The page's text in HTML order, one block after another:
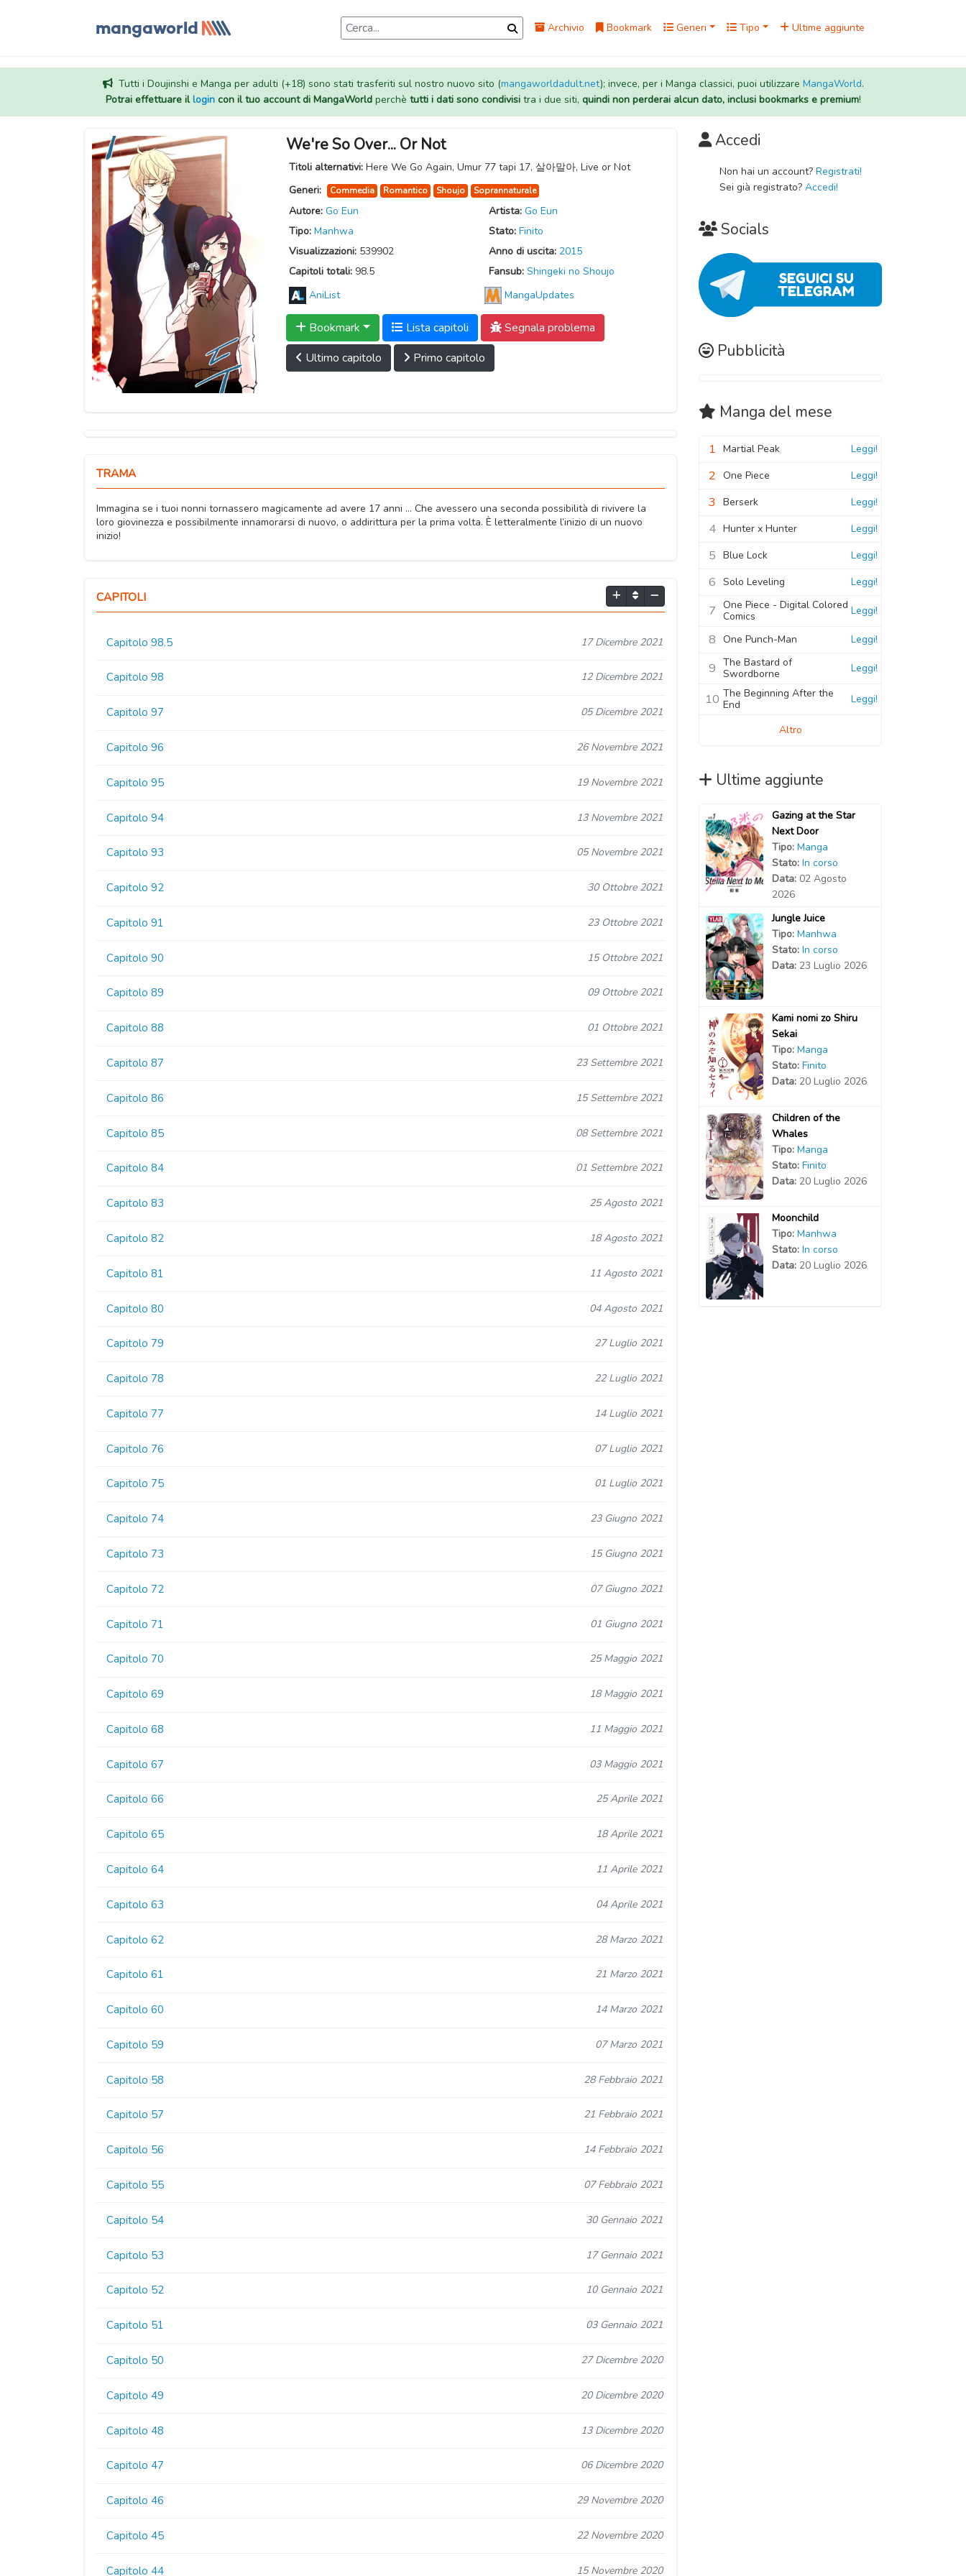
Archivio Bookmark Generi Tipo Ultime aggiunte
Tutti i Doujinshi e Manga per adulti (+18) sono stati trasferiti sul nostro nuovo sito (mangaworldadult.net); invece, per i Manga classici, puoi utilizzare MangaWorld.
Potrai effettuare illogincon il tuo account di MangaWorldperchè tutti i dati sono condivisitra i due siti, quindi non perderai alcun dato, inclusi bookmarks e premium!
We're So Over... Or Not
Titoli alternativi: Here We Go Again, Umur 77 tapi 17, 살아말아, Live or Not
Generi:
Commedia Romantico Shoujo Soprannaturale
Autore: Go Eun Artista: Go Eun
Tipo: Manhwa Stato: Finito
Visualizzazioni: 539902 Anno di uscita: 2015
Capitoli totali: 98.5 Fansub: Shingeki no Shoujo
AniList
MangaUpdates
Bookmark Lista capitoli
Segnala problema
Ultimo capitolo
Primo capitolo
TRAMA
Immagina se i tuoi nonni tornassero magicamente ad avere 17 anni … Che avessero una seconda possibilità di rivivere la
loro giovinezza e possibilmente innamorarsi di nuovo, o addirittura per la prima volta. È letteralmente l’inizio di un nuovo
inizio!
CAPITOLI
Capitolo 98.5 17 Dicembre 2021
Capitolo 98 12 Dicembre 2021
Capitolo 97 05 Dicembre 2021
Capitolo 96 26 Novembre 2021
Capitolo 95 19 Novembre 2021
Capitolo 94 13 Novembre 2021
Capitolo 93 05 Novembre 2021
Capitolo 92 30 Ottobre 2021
Capitolo 91 23 Ottobre 2021
Capitolo 90 15 Ottobre 2021
Capitolo 89 09 Ottobre 2021
Capitolo 88 01 Ottobre 2021
Capitolo 87 23 Settembre 2021
Capitolo 86 15 Settembre 2021
Capitolo 85 08 Settembre 2021
Capitolo 84 01 Settembre 2021
Capitolo 83 25 Agosto 2021
Capitolo 82 18 Agosto 2021
Capitolo 81 11 Agosto 2021
Capitolo 80 04 Agosto 2021
Capitolo 79 27 Luglio 2021
Capitolo 78 22 Luglio 2021
Capitolo 77 14 Luglio 2021
Capitolo 76 07 Luglio 2021
Capitolo 75 01 Luglio 2021
Capitolo 74 23 Giugno 2021
Capitolo 73 15 Giugno 2021
Capitolo 72 07 Giugno 2021
Capitolo 71 01 Giugno 2021
Capitolo 70 25 Maggio 2021
Capitolo 69 18 Maggio 2021
Capitolo 68 11 Maggio 2021
Capitolo 67 03 Maggio 2021
Capitolo 66 25 Aprile 2021
Capitolo 65 18 Aprile 2021
Capitolo 64 11 Aprile 2021
Capitolo 63 04 Aprile 2021
Capitolo 62 28 Marzo 2021
Capitolo 61 21 Marzo 2021
Capitolo 60 14 Marzo 2021
Capitolo 59 07 Marzo 2021
Capitolo 58 28 Febbraio 2021
Capitolo 57 21 Febbraio 2021
Capitolo 56 14 Febbraio 2021
Capitolo 55 07 Febbraio 2021
Capitolo 54 30 Gennaio 2021
Capitolo 53 17 Gennaio 2021
Capitolo 52 10 Gennaio 2021
Capitolo 51 03 Gennaio 2021
Capitolo 50 27 Dicembre 2020
Capitolo 49 20 Dicembre 2020
Capitolo 48 13 Dicembre 2020
Capitolo 47 06 Dicembre 2020
Capitolo 46 29 Novembre 2020
Capitolo 45 22 Novembre 2020
Capitolo 44 15 Novembre 2020
Accedi
Non hai un account? Registrati!
Sei già registrato? Accedi!
Socials
Pubblicità
Manga del mese
1 Martial Peak Leggi!
2 One Piece Leggi!
3 Berserk Leggi!
4 Hunter x Hunter Leggi!
5 Blue Lock Leggi!
6 Solo Leveling Leggi!
7 One Piece - Digital Colored
Comics
Leggi!
8 One Punch-Man Leggi!
9 The Bastard of
Swordborne
Leggi!
10 The Beginning After the
End
Leggi!
Altro
Ultime aggiunte
Gazing at the Star
Next Door
Tipo: Manga
Stato: In corso
Data: 02 Agosto
2026
Jungle Juice
Tipo: Manhwa
Stato: In corso
Data: 23 Luglio 2026
Kami nomi zo Shiru
Sekai
Tipo: Manga
Stato: Finito
Data: 20 Luglio 2026
Children of the
Whales
Tipo: Manga
Stato: Finito
Data: 20 Luglio 2026
Moonchild
Tipo: Manhwa
Stato: In corso
Data: 20 Luglio 2026